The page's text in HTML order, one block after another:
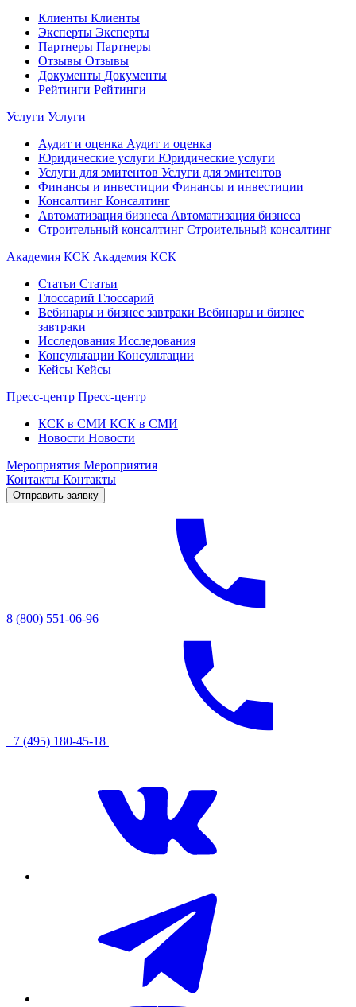
Клиенты Клиенты
Эксперты Эксперты
Партнеры Партнеры
Отзывы Отзывы
Документы Документы
Рейтинги Рейтинги
Услуги Услуги
Аудит и оценка Аудит и оценка
Юридические услуги Юридические услуги
Услуги для эмитентов Услуги для эмитентов
Финансы и инвестиции Финансы и инвестиции
Консалтинг Консалтинг
Автоматизация бизнеса Автоматизация бизнеса
Строительный консалтинг Строительный консалтинг
Академия КСК Академия КСК
Статьи Статьи
Глоссарий Глоссарий
Вебинары и бизнес завтраки Вебинары и бизнес
завтраки
Исследования Исследования
Консультации Консультации
Кейсы Кейсы
Пресс-центр Пресс-центр
КСК в СМИ КСК в СМИ
Новости Новости
Мероприятия Мероприятия
Контакты Контакты
Отправить заявку
8 (800) 551-06-96
+7 (495) 180-45-18